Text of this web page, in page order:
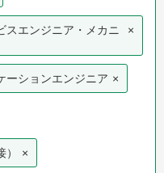
スエンジニア・メカニ
×
ーションエンジニア ×
×